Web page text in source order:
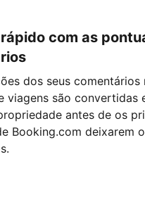
com as
dos seus comentários
viagens são convertidas
antes de os
Booking.com deixarem